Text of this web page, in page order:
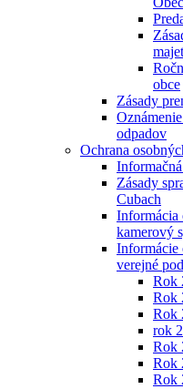
obce
Zásady
odpadov
Ochrana
Zásady
Cubach
Informácia
kamerový
Informácie
verejné
Rok
Rok
Rok
rok
Rok
Rok
Rok